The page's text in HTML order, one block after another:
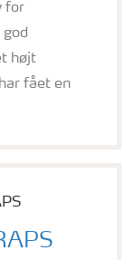
for
højt
fået en